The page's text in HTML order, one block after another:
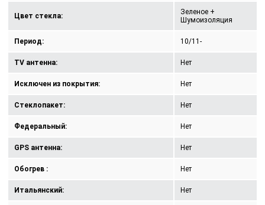
Цвет стекла:
Зеленое +
Шумоизоляция
Период: 10/11-
TV антенна: Нет
Исключен из покрытия: Нет
Стеклопакет: Нет
Федеральный: Нет
GPS антенна: Нет
Обогрев : Нет
Итальянский: Нет